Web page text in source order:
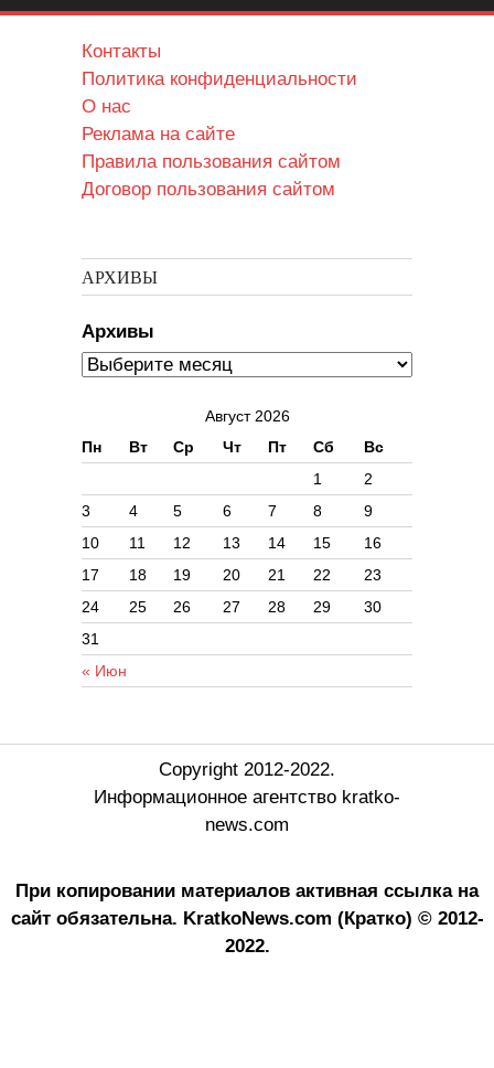
Контакты
Политика конфиденциальности
О нас
Реклама на сайте
Правила пользования сайтом
Договор пользования сайтом
АРХИВЫ
Архивы
Август 2026
Пн
Вт Ср Чт Пт Сб Вс
« Июн
1
2
3
4 5 6 7 8
9
10
11 12 13 14 15
16
17
18 19 20 21 22
23
24
25 26 27 28 29
30
31
Copyright 2012-2022.
Информационное агентство kratko-
news.com
При копировании материалов активная ссылка на
сайт обязательна. KratkoNews.com (Кратко) © 2012-
2022.